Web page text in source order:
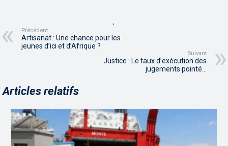
,
Précédent
Artisanat : Une chance pour les
jeunes d’ici et d’Afrique ?
Suivant
Justice : Le taux d’exécution des
jugements pointé…
Articles relatifs